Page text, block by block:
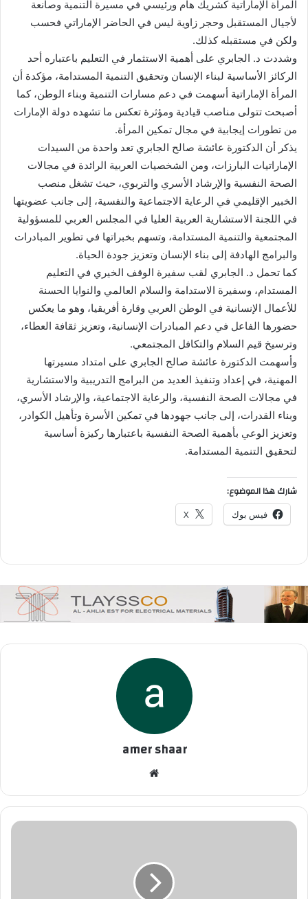
المرأة الإماراتية كشريك هام ورئيسي في مسيرة التنمية وصانعة
لأجيال المستقبل وحجر زاوية ليس في الحاضر الإماراتي فحسب
ولكن في مستقبله كذلك.
وشددت د. الجابري على أهمية الاستثمار في التعليم باعتباره أحد
الركائز الأساسية لبناء الإنسان وتحقيق التنمية المستدامة، مؤكدة أن
المرأة الإماراتية أسهمت في دعم مسارات التنمية وبناء الوطن، كما
أصبحت تتولى مناصب قيادية ومؤثرة تعكس ما تشهده دولة الإمارات
من تطورات إيجابية في مجال تمكين المرأة.
يذكر أن الدكتورة عائشة صالح الجابري تعد واحدة من السيدات
الإماراتيات البارزات، ومن الشخصيات العربية الرائدة في مجالات
الصحة النفسية والإرشاد الأسري والتربوي، حيث تشغل منصب
الخبير الإقليمي في الرعاية الاجتماعية والنفسية، إلى جانب عضويتها
في اللجنة الاستشارية العربية العليا في المجلس العربي للمسؤولية
المجتمعية والتنمية المستدامة، وتسهم بخبراتها في تطوير المبادرات
والبرامج الهادفة إلى بناء الإنسان وتعزيز جودة الحياة.
كما تحمل د. الجابري لقب سفيرة الوقف الخيري في التعليم
المستدام، وسفيرة الاستدامة والسلام العالمي والنوايا الحسنة
للأعمال الإنسانية في الوطن العربي وقارة أفريقيا، وهو ما يعكس
حضورها الفاعل في دعم المبادرات الإنسانية، وتعزيز ثقافة العطاء،
وترسيخ قيم السلام والتكافل المجتمعي.
وأسهمت الدكتورة عائشة صالح الجابري على امتداد مسيرتها
المهنية، في إعداد وتنفيذ العديد من البرامج التدريبية والاستشارية
في مجالات الصحة النفسية، والرعاية الاجتماعية، والإرشاد الأسري،
وبناء القدرات، إلى جانب جهودها في تمكين الأسرة وتأهيل الكوادر،
وتعزيز الوعي بأهمية الصحة النفسية باعتبارها ركيزة أساسية
لتحقيق التنمية المستدامة.
شارك هذا الموضوع:
فيس بوك X
amer shaar